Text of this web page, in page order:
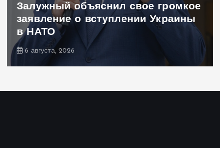
скрывать»: Стефанишина
прокомментировала новое
подозрение
6 августа, 2026